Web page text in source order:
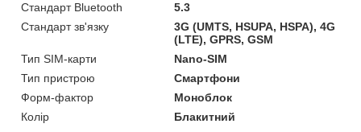
Стандарт Bluetooth
5.3
Стандарт зв'язку
3G (UMTS, HSUPA, HSPA), 4G
(LTE), GPRS, GSM
Тип SIM-карти
Nano-SIM
Тип пристрою
Смартфони
Форм-фактор
Моноблок
Колір
Блакитний